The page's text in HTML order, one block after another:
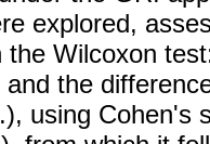
explored,
the Wilcoxon
the
using Cohen's